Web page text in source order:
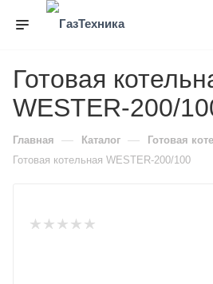
Готовая
WESTER-200/
Главная — Каталог — Готовая
Готовая котельная WESTER-200/100